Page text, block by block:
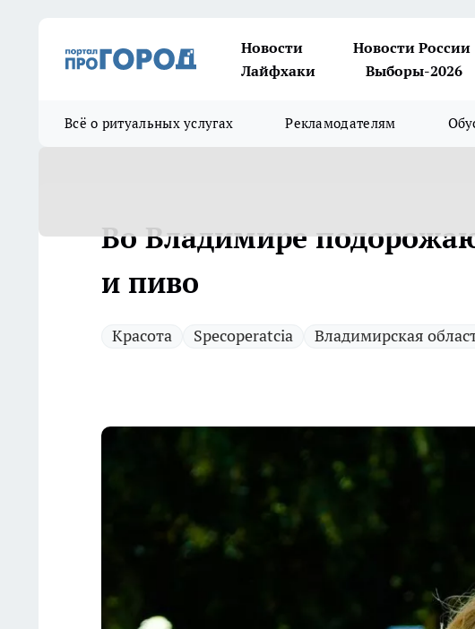
Новости Новости России
Лайфхаки
Выборы-2026
Всё о ритуальных услугах Рекламодателям
Во Владимире
и пиво
Красота Specoperatcia Владимирская